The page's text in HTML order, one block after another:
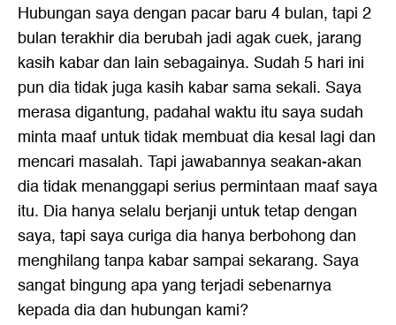
Hubungan saya dengan pacar baru 4 bulan, tapi 2
bulan terakhir dia berubah jadi agak cuek, jarang
kasih kabar dan lain sebagainya. Sudah 5 hari ini
pun dia tidak juga kasih kabar sama sekali. Saya
merasa digantung, padahal waktu itu saya sudah
minta maaf untuk tidak membuat dia kesal lagi dan
mencari masalah. Tapi jawabannya seakan-akan
dia tidak menanggapi serius permintaan maaf saya
itu. Dia hanya selalu berjanji untuk tetap dengan
saya, tapi saya curiga dia hanya berbohong dan
menghilang tanpa kabar sampai sekarang. Saya
sangat bingung apa yang terjadi sebenarnya
kepada dia dan hubungan kami?